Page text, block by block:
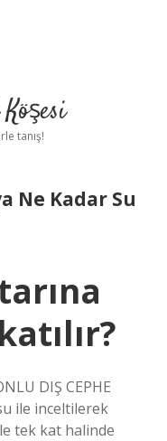
tanış!
Ne Kadar Su
DIŞ CEPHE
ile inceltilerek
tek kat halinde